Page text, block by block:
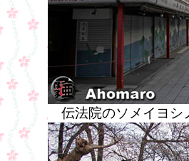
伝法院のソメイヨシ